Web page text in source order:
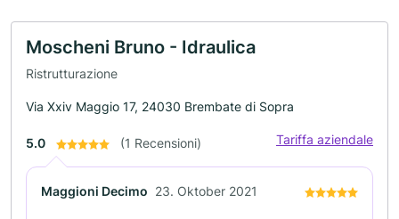
Moscheni Bruno - Idraulica
Ristrutturazione
Via Xxiv Maggio 17, 24030 Brembate di Sopra
5.0 (1 Recensioni) Tariffa aziendale
Maggioni Decimo 23. Oktober 2021